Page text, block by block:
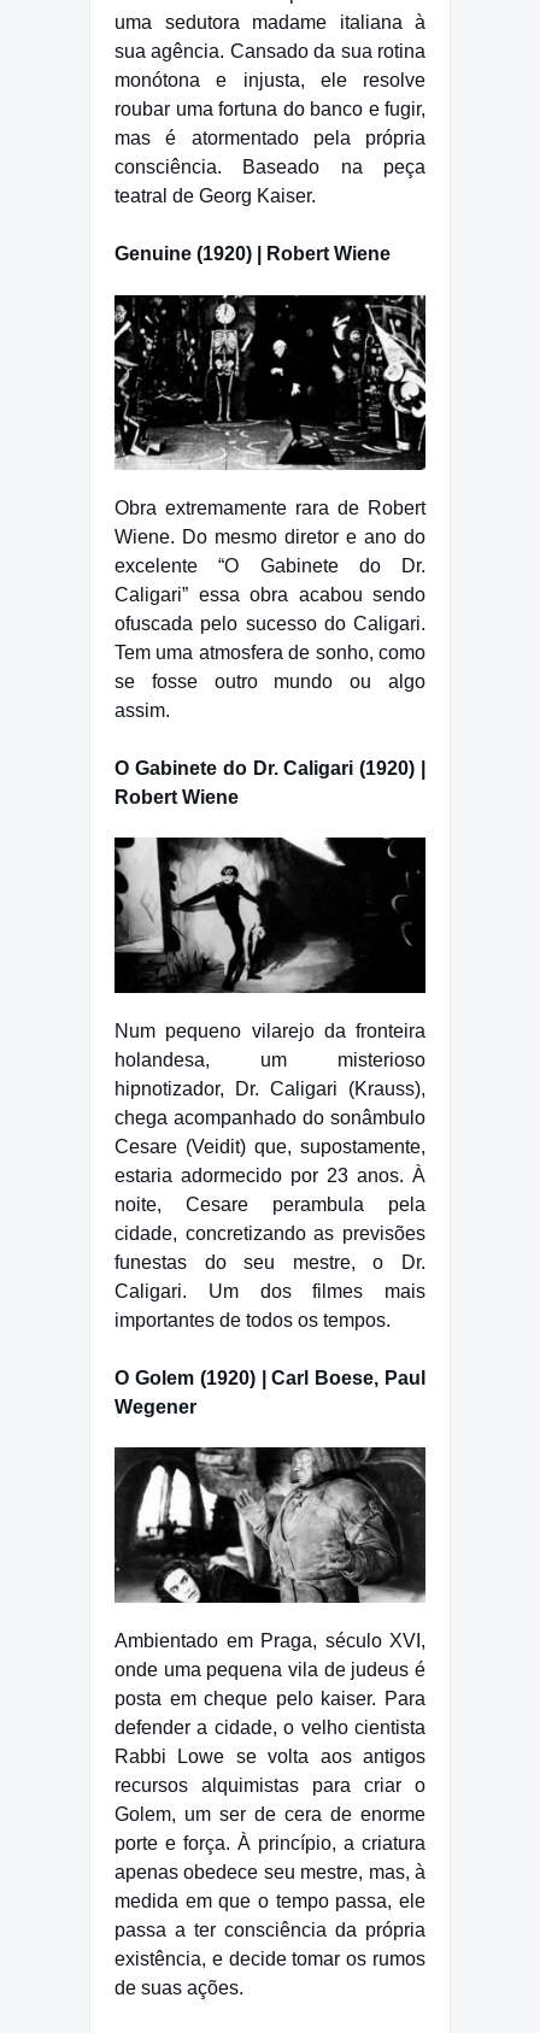
uma sedutora madame italiana à
sua agência. Cansado da sua rotina
monótona e injusta, ele resolve
roubar uma fortuna do banco e fugir,
mas é atormentado pela própria
consciência. Baseado na peça
teatral de Georg Kaiser.
Genuine (1920) | Robert Wiene
Obra extremamente rara de Robert
Wiene. Do mesmo diretor e ano do
excelente “O Gabinete do Dr.
Caligari” essa obra acabou sendo
ofuscada pelo sucesso do Caligari.
Tem uma atmosfera de sonho, como
se fosse outro mundo ou algo
assim.
O Gabinete do Dr. Caligari (1920) |
Robert Wiene
Num pequeno vilarejo da fronteira
holandesa, um misterioso
hipnotizador, Dr. Caligari (Krauss),
chega acompanhado do sonâmbulo
Cesare (Veidit) que, supostamente,
estaria adormecido por 23 anos. À
noite, Cesare perambula pela
cidade, concretizando as previsões
funestas do seu mestre, o Dr.
Caligari. Um dos filmes mais
importantes de todos os tempos.
O Golem (1920) | Carl Boese, Paul
Wegener
Ambientado em Praga, século XVI,
onde uma pequena vila de judeus é
posta em cheque pelo kaiser. Para
defender a cidade, o velho cientista
Rabbi Lowe se volta aos antigos
recursos alquimistas para criar o
Golem, um ser de cera de enorme
porte e força. À princípio, a criatura
apenas obedece seu mestre, mas, à
medida em que o tempo passa, ele
passa a ter consciência da própria
existência, e decide tomar os rumos
de suas ações.